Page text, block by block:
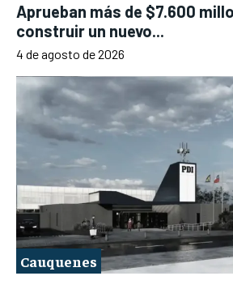
Aprueban más de $7.600
construir un nuevo...
4 de agosto de 2026
Cauquenes